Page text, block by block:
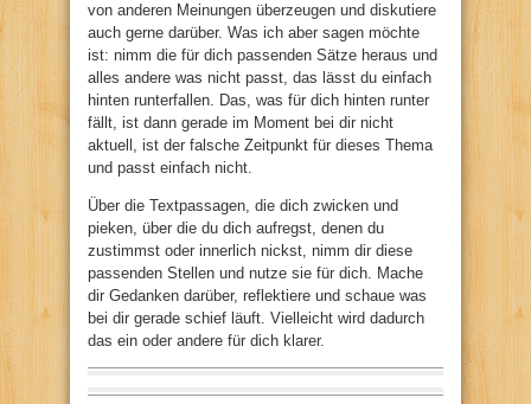
von anderen Meinungen überzeugen und diskutiere
auch gerne darüber. Was ich aber sagen möchte
ist: nimm die für dich passenden Sätze heraus und
alles andere was nicht passt, das lässt du einfach
hinten runterfallen. Das, was für dich hinten runter
fällt, ist dann gerade im Moment bei dir nicht
aktuell, ist der falsche Zeitpunkt für dieses Thema
und passt einfach nicht.
Über die Textpassagen, die dich zwicken und
pieken, über die du dich aufregst, denen du
zustimmst oder innerlich nickst, nimm dir diese
passenden Stellen und nutze sie für dich. Mache
dir Gedanken darüber, reflektiere und schaue was
bei dir gerade schief läuft. Vielleicht wird dadurch
das ein oder andere für dich klarer.